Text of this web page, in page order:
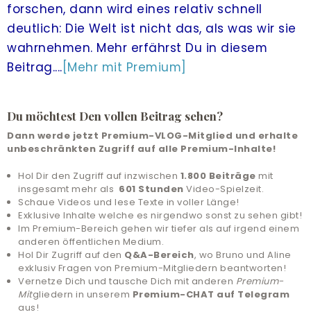
ALLE ANGEBOTE
& UNTERSTÜTZUNG
ANMELDEN
HILFE UND SUPPORT
forschen, dann wird eines relativ schnell
deutlich: Die Welt ist nicht das, als was wir sie
wahrnehmen. Mehr erfährst Du in diesem
Beitrag.... [Mehr mit Premium]
Du möchtest Den vollen Beitrag sehen?
Dann werde jetzt Premium-VLOG-Mitglied und erhalte
unbeschränkten Zugriff auf alle Premium-Inhalte!
Hol Dir den Zugriff auf inzwischen 1.800 Beiträge mit
insgesamt mehr als 601 Stunden Video-Spielzeit.
Schaue Videos und lese Texte in voller Länge!
Exklusive Inhalte welche es nirgendwo sonst zu sehen gibt!
Im Premium-Bereich gehen wir tiefer als auf irgend einem
anderen öffentlichen Medium.
Hol Dir Zugriff auf den Q&A-Bereich, wo Bruno und Aline
exklusiv Fragen von Premium-Mitgliedern beantworten!
Vernetze Dich und tausche Dich mit anderen Premium-
Mitgliedern in unserem Premium-CHAT auf Telegram
aus!